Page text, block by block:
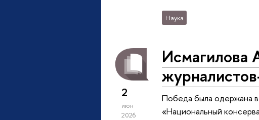
Наука
2
июн
2026
Исмагилова
Победа была одержана
«Национальный